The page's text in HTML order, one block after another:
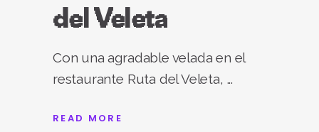
del Veleta
Con una agradable velada en el
restaurante Ruta del Veleta,
READ MORE